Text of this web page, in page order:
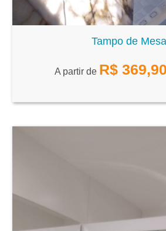
Tampo de Mesa
A partir de R$ 369,90